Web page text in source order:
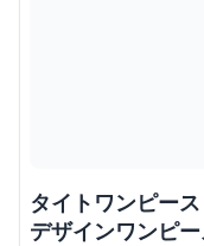
タイトワンピー
デザインワンピ